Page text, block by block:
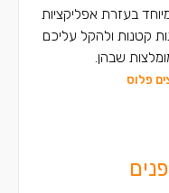
בעזרת אפליקציות
קטנות ולהקל עליכם
שבהן.
פלוס